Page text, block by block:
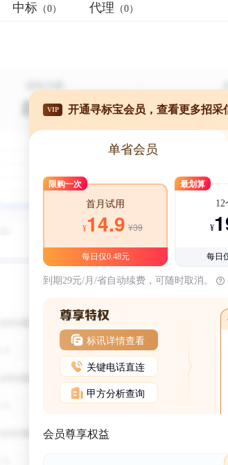
中标 （0） 代理 （0）
VIP 开通寻标宝会员，查看更多招采
单省会员
限购一次
首月试用
¥14.9 ¥39
每日仅0.48元
最划算
12
¥
每日
到期29元/月/省自动续费，可随时取消。
标讯详情查看
关键电话直连
甲方分析查询
会员尊享权益